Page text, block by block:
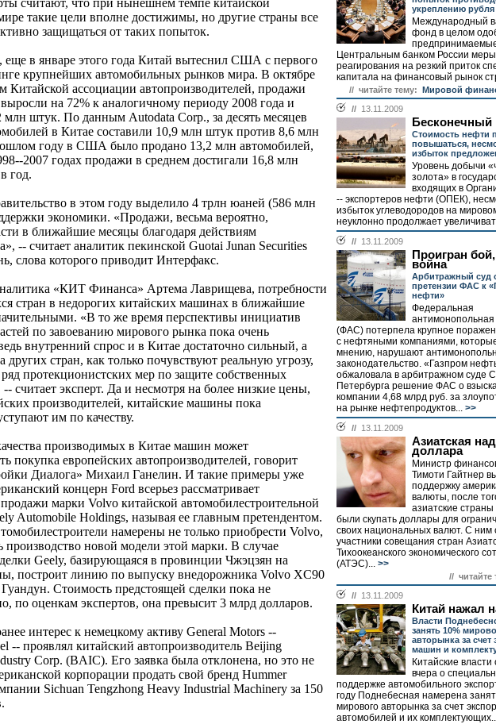
считают, что при нынешнем темпе китайской
такие цели вполне достижимы, но другие страны все
защищаться от таких попыток.
еще в январе этого года Китай вытеснил США с первого
крупнейших автомобильных рынков мира. В октябре
Китайской ассоциации автопроизводителей, продажи
на 72% к аналогичному периоду 2008 года и
млн штук. По данным Autodata Corp., за десять месяцев
в Китае составили 10,9 млн штук против 8,6 млн
году в США было продано 13,2 млн автомобилей,
2007 годах продажи в среднем достигали 16,8 млн
год.
в этом году выделило 4 трлн юаней (586 млн
экономики. «Продажи, весьма вероятно,
в ближайшие месяцы благодаря действиям
-- считает аналитик пекинской Guotai Junan Securities
слова которого приводит Интерфакс.
«КИТ Финанса» Артема Лаврищева, потребности
стран в недорогих китайских машинах в ближайшие
«В то же время перспективы инициатив
по завоеванию мирового рынка пока очень
внутренний спрос и в Китае достаточно сильный, а
других стран, как только почувствуют реальную угрозу,
протекционистских мер по защите собственных
считает эксперт. Да и несмотря на более низкие цены,
производителей, китайские машины пока
им по качеству.
производимых в Китае машин может
покупка европейских автопроизводителей, говорит
Диалога» Михаил Ганелин. И такие примеры уже
концерн Ford всерьез рассматривает
марки Volvo китайской автомобилестроительной
Automobile Holdings, называя ее главным претендентом.
намерены не только приобрести Volvo,
производство новой модели этой марки. В случае
Geely, базирующаяся в провинции Чжэцзян на
построит линию по выпуску внедорожника Volvo XC90
Стоимость предстоящей сделки пока не
по оценкам экспертов, она превысит 3 млрд долларов.
интерес к немецкому активу General Motors --
-- проявлял китайский автопроизводитель Beijing
Corp. (BAIC). Его заявка была отклонена, но это не
корпорации продать свой бренд Hummer
Sichuan Tengzhong Heavy Industrial Machinery за 150
укреплению рубля
Международный
фонд в целом
Центральным банком России меры
реагирования на резкий приток
капитала на финансовый рынок
// читайте тему: Мировой
// 13.11.2009
Бесконечный
Стоимость нефти
повышаться,
избыток
Уровень добычи
золота» в
входящих в
-- экспортеров нефти (ОПЕК),
избыток углеводородов на
неуклонно продолжает
// 13.11.2009
Проигран
война
Арбитражный суд
претензии ФАС к
нефти»
Федеральная
(ФАС) потерпела крупное
с нефтяными компаниями,
мнению, нарушают
законодательство. «Газпром
обжаловала в арбитражном суде
Петербурга решение ФАС о
компании 4,68 млрд руб. за
на рынке нефтепродуктов... >>
// 13.11.2009
Азиатская
доллара
Министр
Тимоти Гайтнер
поддержку
валюты, после
азиатские
были скупать доллары для
своих национальных валют. С ним
участники совещания стран
Тихоокеанского экономического
(АТЭС)... >>
// читайте
// 13.11.2009
Китай нажал
Власти
занять 10%
авторынка за счет
машин и
Китайские
вчера о
поддержке автомобильного
году Поднебесная намерена
мирового авторынка за счет
автомобилей и их